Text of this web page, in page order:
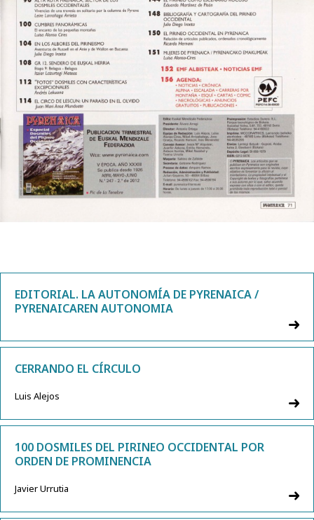
EDITORIAL. LA AUTONOMÍA DE PYRENAICA /
PYRENAICAREN AUTONOMIA
CERRANDO EL CÍRCULO
Luis Alejos
100 DOSMILES DEL PIRINEO OCCIDENTAL POR
ORDEN DE PROMINENCIA
Javier Urrutia